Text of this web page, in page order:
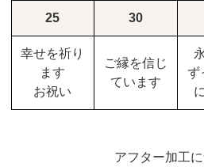
25 30
幸せを祈り
ます
お祝い
ご縁を信じ
ています
ず
アフター加工